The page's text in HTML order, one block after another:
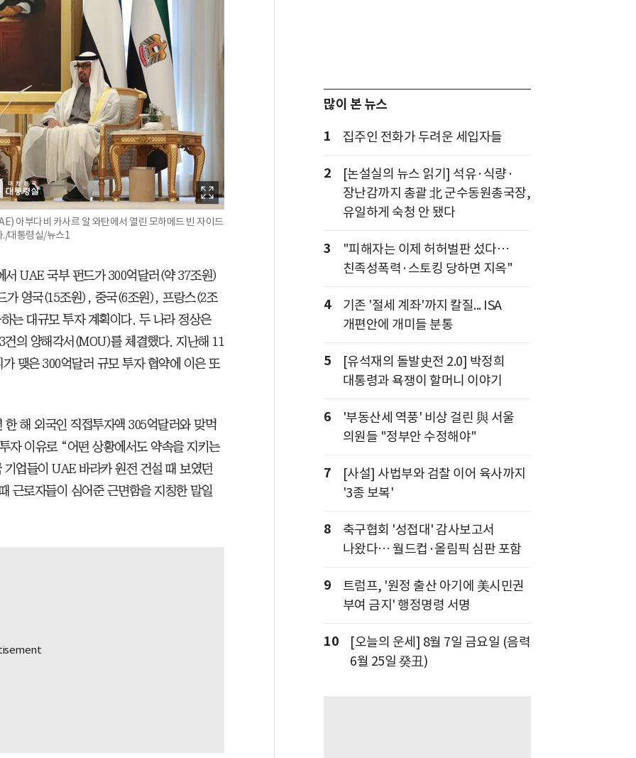
아부다비 카사르 알 와탄에서 열린 모하메드 빈 자이드
./대통령실/뉴스1
UAE 국부 펀드가 300억달러(약 37조원)
가 영국(15조원), 중국(6조원), 프랑스(2조
는 대규모 투자 계획이다. 두 나라 정상은
의 양해각서(MOU)를 체결했다. 지난해 11
맺은 300억달러 규모 투자 협약에 이은 또
해 외국인 직접투자액 305억달러와 맞먹
자 이유로 “어떤 상황에서도 약속을 지키는
업들이 UAE 바라카 원전 건설 때 보였던
근로자들이 심어준 근면함을 지칭한 말일
많이 본 뉴스
1
집주인 전화가 두려운 세입자들
2
[논설실의 뉴스 읽기] 석유·식량·
장난감까지 총괄 北 군수동원총국장,
유일하게 숙청 안 됐다
3
"피해자는 이제 허허벌판 섰다…
친족성폭력·스토킹 당하면 지옥"
4
기존 '절세 계좌'까지 칼질... ISA
개편안에 개미들 분통
5
[유석재의 돌발史전 2.0] 박정희
대통령과 욕쟁이 할머니 이야기
6
'부동산세 역풍' 비상 걸린 與 서울
의원들 "정부안 수정해야"
7
[사설] 사법부와 검찰 이어 육사까지
'3종 보복'
8
축구협회 '성접대' 감사보고서
나왔다… 월드컵·올림픽 심판 포함
9
트럼프, '원정 출산 아기에 美시민권
부여 금지' 행정명령 서명
10
[오늘의 운세] 8월 7일 금요일 (음력
6월 25일 癸丑)